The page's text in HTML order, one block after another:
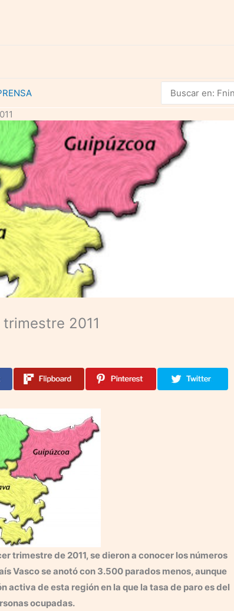
Buscar
por:
2011
trimestre de 2011, se dieron a conocer los números
Vasco se anotó con 3.500 parados menos, aunque
activa de esta región en la que la tasa de paro es del
ocupadas.